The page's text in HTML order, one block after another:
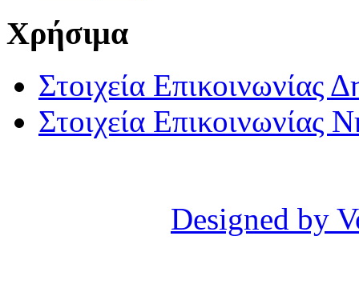
Χρήσιμα
Στοιχεία Επικοινωνίας
Στοιχεία Επικοινωνίας
Designed by